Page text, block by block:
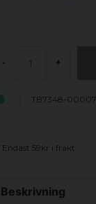
- +
TB7348-
Endast 59kr i frakt
Beskrivning